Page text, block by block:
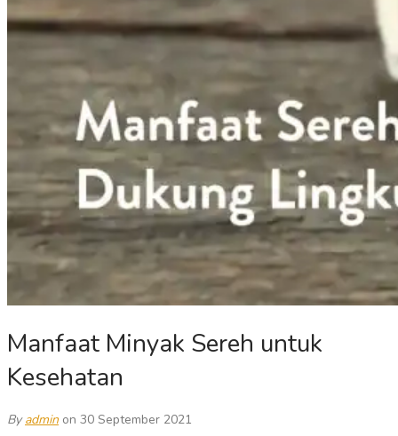
Manfaat Minyak Sereh untuk
Kesehatan
Byadmin on 30 September 2021